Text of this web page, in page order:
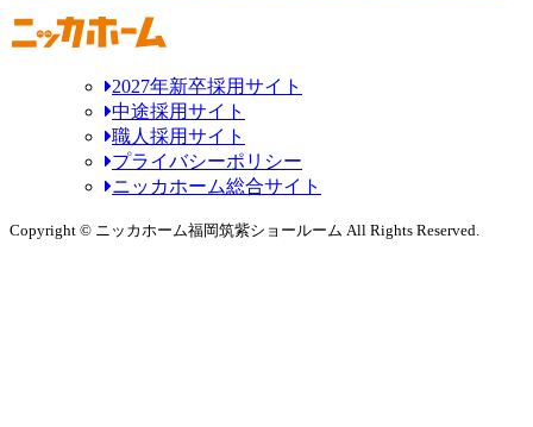
2027年新卒採用サイト
中途採用サイト
職人採用サイト
プライバシーポリシー
ニッカホーム総合サイト
Copyright © ニッカホーム福岡筑紫ショールーム All Rights Reserved.